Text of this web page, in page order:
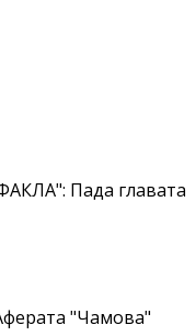
Пада главата
"Чамова"